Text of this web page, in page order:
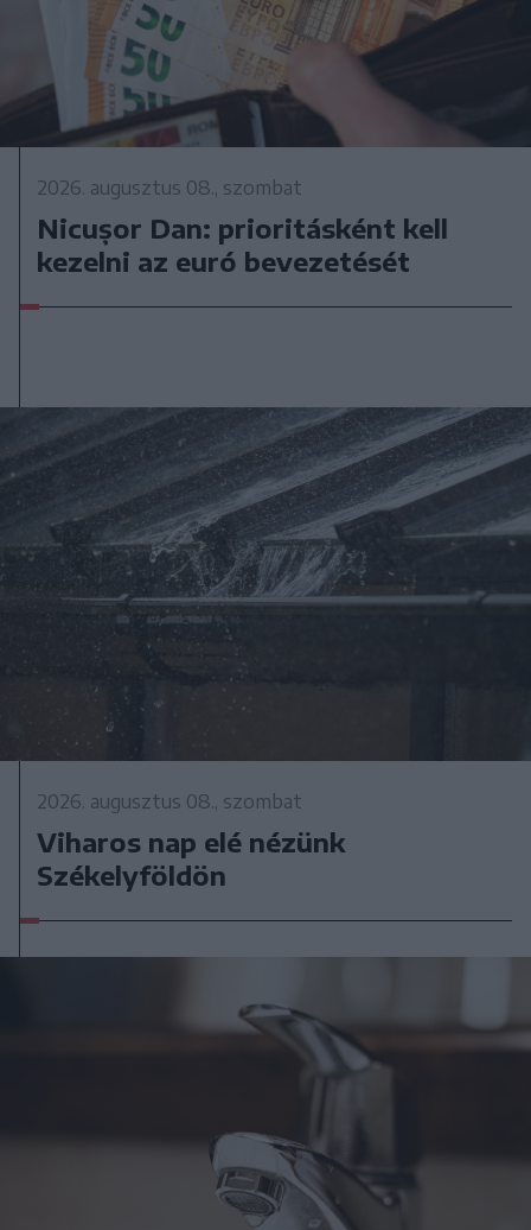
2026. augusztus 08., szombat
Nicușor Dan: prioritásként kell
kezelni az euró bevezetését
2026. augusztus 08., szombat
Viharos nap elé nézünk
Székelyföldön